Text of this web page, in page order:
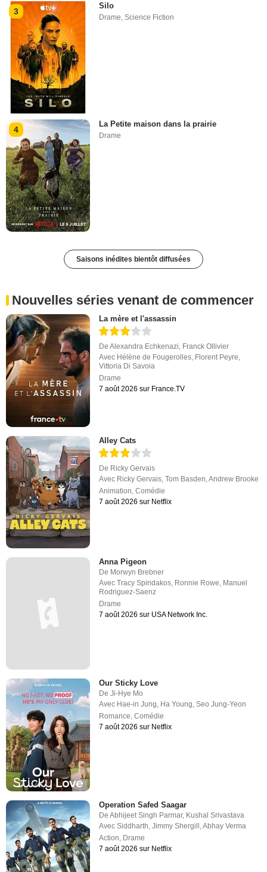
3
Silo
Drame ,Science Fiction
4
La Petite maison dans la prairie
Drame
Saisons inédites bientôt diffusées
Nouvelles séries venant de commencer
La mère et l'assassin
DeAlexandra Echkenazi, Franck Ollivier
Avec Hélène de Fougerolles, Florent Peyre,
Vittoria Di Savoia
Drame
7 août 2026 sur France.TV
Alley Cats
De Ricky Gervais
Avec Ricky Gervais ,Tom Basden ,Andrew Brooke
Animation ,Comédie
7 août 2026 sur Netflix
Anna Pigeon
De Morwyn Brebner
AvecTracy Spiridakos, Ronnie Rowe, Manuel
Rodriguez-Saenz
Drame
7 août 2026 sur USA Network Inc.
Our Sticky Love
DeJi-Hye Mo
Avec Hae-in Jung, Ha Young,Seo Jung-Yeon
Romance,Comédie
7 août 2026 sur Netflix
Operation Safed Saagar
DeAbhijeet Singh Parmar, Kushal Srivastava
AvecSiddharth ,Jimmy Shergill ,Abhay Verma
Action Drame
7 août 2026 sur Netflix